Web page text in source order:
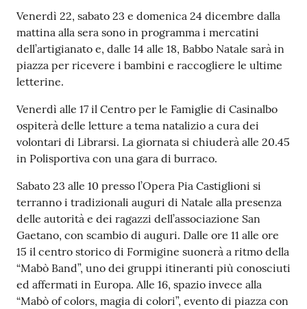
Tutti
gli
argomenti...
Seguici
su
Venerdì 22, sabato 23 e domenica 24 dicembre dalla
mattina alla sera sono in programma i mercatini
dell’artigianato e, dalle 14 alle 18, Babbo Natale sarà in
piazza per ricevere i bambini e raccogliere le ultime
letterine.
Venerdì alle 17 il Centro per le Famiglie di Casinalbo
ospiterà delle letture a tema natalizio a cura dei
volontari di Librarsi. La giornata si chiuderà alle 20.45
in Polisportiva con una gara di burraco.
Sabato 23 alle 10 presso l’Opera Pia Castiglioni si
terranno i tradizionali auguri di Natale alla presenza
delle autorità e dei ragazzi dell’associazione San
Gaetano, con scambio di auguri. Dalle ore 11 alle ore
15 il centro storico di Formigine suonerà a ritmo della
“Mabò Band”, uno dei gruppi itineranti più conosciuti
ed affermati in Europa. Alle 16, spazio invece alla
“Mabò of colors, magia di colori”, evento di piazza con